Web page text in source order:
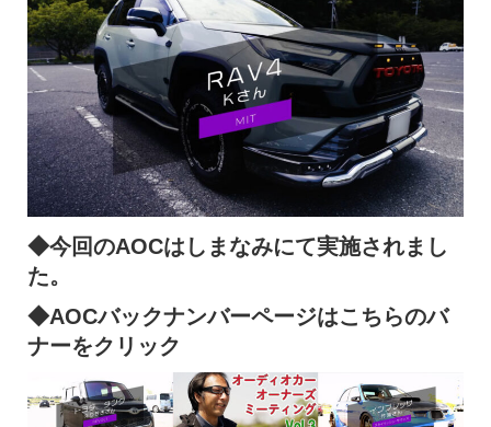
◆今回のAOCはしまなみにて実施されまし
た。
◆AOCバックナンバーページはこちらのバ
ナーをクリック